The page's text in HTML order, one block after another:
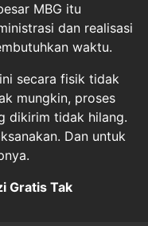
MBG itu
dan realisasi
waktu.
secara fisik tidak
mungkin, proses
dikirim tidak hilang.
Dan untuk
Gratis Tak